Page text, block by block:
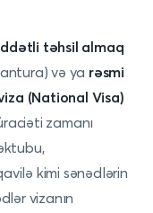
təhsil almaq
və ya rəsmi
(National Visa)
zamanı
kimi sənədlərin
vizanın